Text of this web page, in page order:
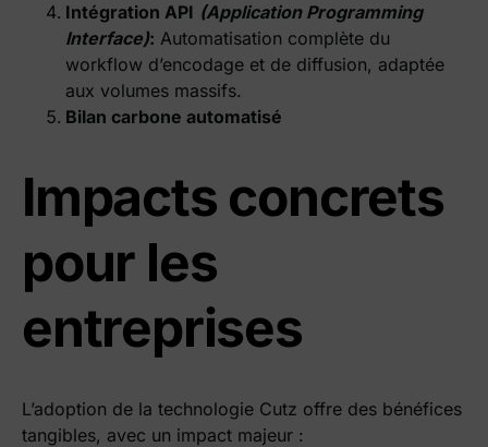
Intégration API (Application Programming
Interface): Automatisation complète du
workflow d’encodage et de diffusion, adaptée
aux volumes massifs.
Bilan carbone automatisé
Impacts concrets
pour les
entreprises
L’adoption de la technologie Cutz offre des bénéfices
tangibles, avec un impact majeur :